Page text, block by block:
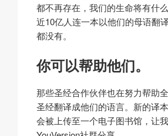
都不再存在，我们的生命将有什
近10亿人连一本以他们的母语翻
都没有。
你可以帮助他们。
那些圣经合作伙伴也在努力帮助
圣经翻译成他们的语言。新的译
会被上传至一个电子图书馆，让